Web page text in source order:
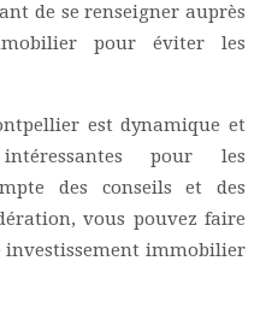
de se renseigner auprès
pour éviter les
est dynamique et
pour les
des conseils et des
vous pouvez faire
immobilier